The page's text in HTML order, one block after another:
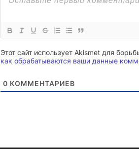
Этот сайт использует Akismet для
как обрабатываются ваши данные
0 КОММЕНТАРИЕВ